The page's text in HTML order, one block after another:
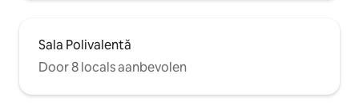
Sala Polivalentă
Door 8 locals aanbevolen